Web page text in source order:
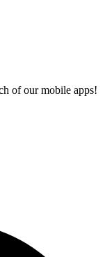
of our mobile apps!